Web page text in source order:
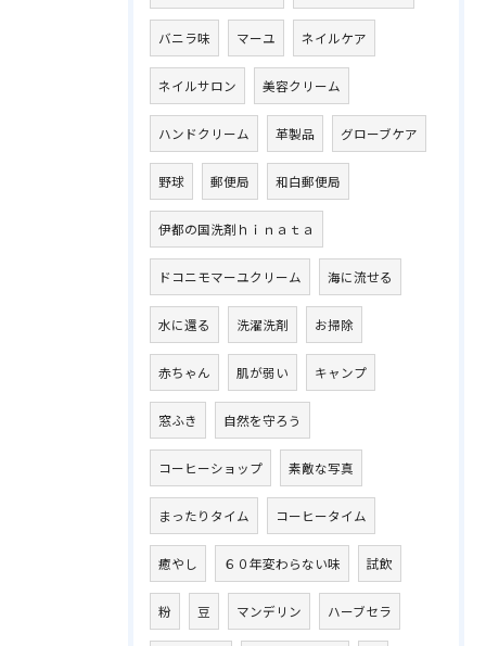
バニラ味 マーユ ネイルケア
ネイルサロン 美容クリーム
ハンドクリーム 革製品 グローブケア
野球 郵便局 和白郵便局
伊都の国洗剤ｈｉｎａｔａ
ドコニモマーユクリーム 海に流せる
水に還る 洗濯洗剤 お掃除
赤ちゃん 肌が弱い キャンプ
窓ふき 自然を守ろう
コーヒーショップ 素敵な写真
まったりタイム コーヒータイム
癒やし ６０年変わらない味 試飲
粉 豆 マンデリン ハーブセラ